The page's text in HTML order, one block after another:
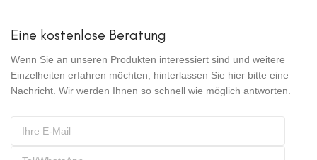
Eine kostenlose Beratung
Wenn Sie an unseren Produkten interessiert sind und weitere
Einzelheiten erfahren möchten, hinterlassen Sie hier bitte eine
Nachricht. Wir werden Ihnen so schnell wie möglich antworten.